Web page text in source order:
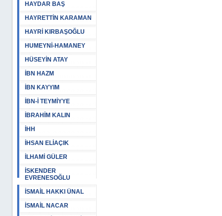
HAYDAR BAŞ
HAYRETTİN KARAMAN
HAYRİ KIRBAŞOĞLU
HUMEYNİ-HAMANEY
HÜSEYİN ATAY
İBN HAZM
İBN KAYYIM
İBN-İ TEYMİYYE
İBRAHİM KALIN
İHH
İHSAN ELİAÇIK
İLHAMİ GÜLER
İSKENDER
EVRENESOĞLU
İSMAİL HAKKI ÜNAL
İSMAİL NACAR